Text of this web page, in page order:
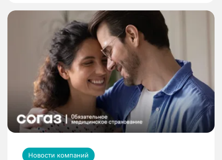
Новости компаний